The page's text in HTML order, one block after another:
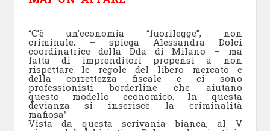
“C’è un’economia “fuorilegge”, non
criminale, – spiega Alessandra Dolci
coordinatrice della Dda di Milano – ma
fatta di imprenditori propensi a non
rispettare le regole del libero mercato e
della correttezza fiscale e ci sono
professionisti borderline che aiutano
questo modello economico. In questa
devianza si inserisce la criminalità
mafiosa”
Vista da questa scrivania bianca, al V